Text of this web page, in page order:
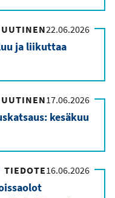
UUTINEN22.06.2026
ja liikuttaa
UUTINEN17.06.2026
kesäkuu
TIEDOTE16.06.2026